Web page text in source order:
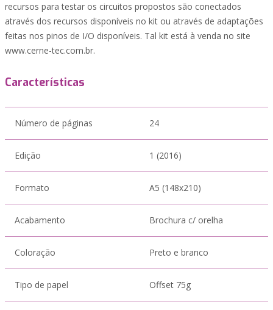
recursos para testar os circuitos propostos são conectados
através dos recursos disponíveis no kit ou através de adaptações
feitas nos pinos de I/O disponíveis. Tal kit está à venda no site
www.cerne-tec.com.br.
Características
Número de páginas 24
Edição 1 (2016)
Formato A5 (148x210)
Acabamento Brochura c/ orelha
Coloração Preto e branco
Tipo de papel Offset 75g